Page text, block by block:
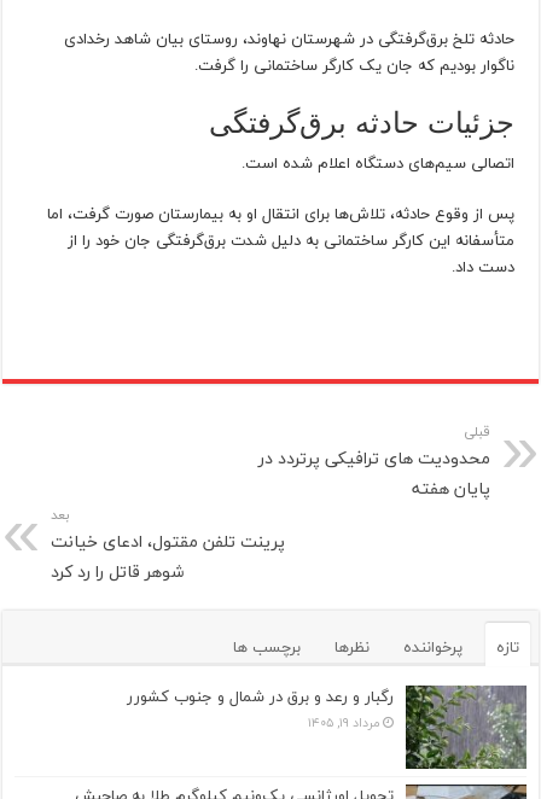
حادثه تلخ برق‌گرفتگی در شهرستان نهاوند، روستای بیان شاهد رخدادی
ناگوار بودیم که جان یک کارگر ساختمانی را گرفت.
جزئیات حادثه برق‌گرفتگی
اتصالی سیم‌های دستگاه اعلام شده است.
پس از وقوع حادثه، تلاش‌ها برای انتقال او به بیمارستان صورت گرفت، اما
متأسفانه این کارگر ساختمانی به دلیل شدت برق‌گرفتگی جان خود را از
دست داد.
قبلی
محدودیت های ترافیکی پرتردد در
پایان هفته
بعد
پرینت تلفن مقتول، ادعای خیانت
شوهر قاتل را رد کرد
تازه پرخواننده نظرها
برچسب ها
رگبار و رعد و برق در شمال و جنوب کشورر
مرداد ۱۹, ۱۴۰۵